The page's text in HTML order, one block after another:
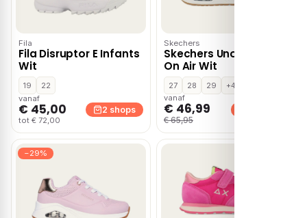
Fila
Fila Disruptor E Infants
Wit
19
22
vanaf
€ 45,00
tot € 72,00
2 shops
Skechers
Skechers Uno Stand
On Air Wit
27 28 29
+4
vanaf
€ 46,99
€ 65,95
−29%